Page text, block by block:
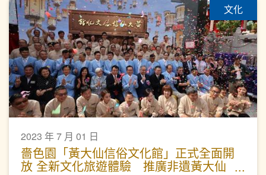
文化
2023 年 7 月 01 日
嗇色園「黃大仙信俗文化館」正式全面開
放 全新文化旅遊體驗 推廣非遺黃大仙